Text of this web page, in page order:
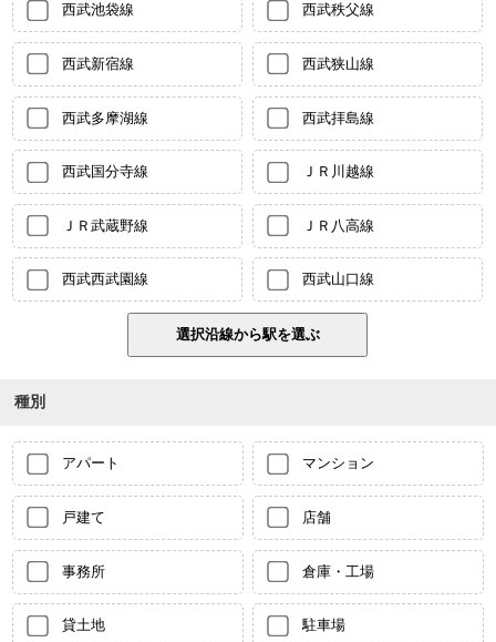
西武池袋線 西武秩父線
西武新宿線 西武狭山線
西武多摩湖線 西武拝島線
西武国分寺線 ＪＲ川越線
ＪＲ武蔵野線 ＪＲ八高線
西武西武園線 西武山口線
種別
アパート マンション
戸建て 店舗
事務所 倉庫・工場
貸土地 駐車場